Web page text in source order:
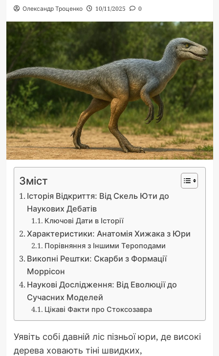
Олександр Троценко 10/11/2025 0
Зміст
Історія Відкриття: Від Скель Юти до
Наукових Дебатів
Ключові Дати в Історії
Характеристики: Анатомія Хижака з Юри
Порівняння з Іншими Тероподами
Викопні Рештки: Скарби з Формації
Моррісон
Наукові Дослідження: Від Еволюції до
Сучасних Моделей
Цікаві Факти про Стоксозавра
Уявіть собі давній ліс пізньої юри, де високі
дерева ховають тіні швидких,